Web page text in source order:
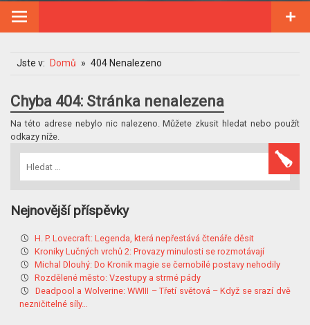
Jste v: Domů 404 Nenalezeno
Chyba 404: Stránka nenalezena
Na této adrese nebylo nic nalezeno. Můžete zkusit hledat nebo použít
odkazy níže.
Nejnovější příspěvky
H. P. Lovecraft: Legenda, která nepřestává čtenáře děsit
Kroniky Lučných vrchů 2: Provazy minulosti se rozmotávají
Michal Dlouhý: Do Kronik magie se černobílé postavy nehodily
Rozdělené město: Vzestupy a strmé pády
Deadpool a Wolverine: WWIII – Třetí světová – Když se srazí dvě
nezničitelné síly…